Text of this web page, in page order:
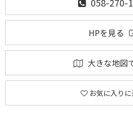
058-270-
HPを見る
大きな地図
お気に入り